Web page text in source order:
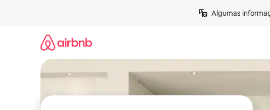
Algumas